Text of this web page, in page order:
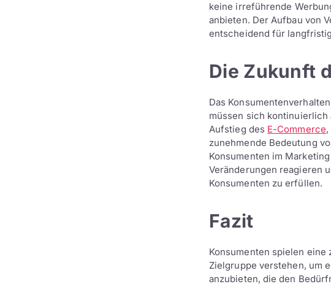
keine irreführende
anbieten. Der Aufbau von
entscheidend für
Die Zukunft
Das
müssen sich
Aufstieg des E-Commerce
zunehmende Bedeutung
Konsumenten im
Veränderungen reagieren
Konsumenten zu erfüllen.
Fazit
Konsumenten spielen eine
Zielgruppe verstehen, um
anzubieten, die den